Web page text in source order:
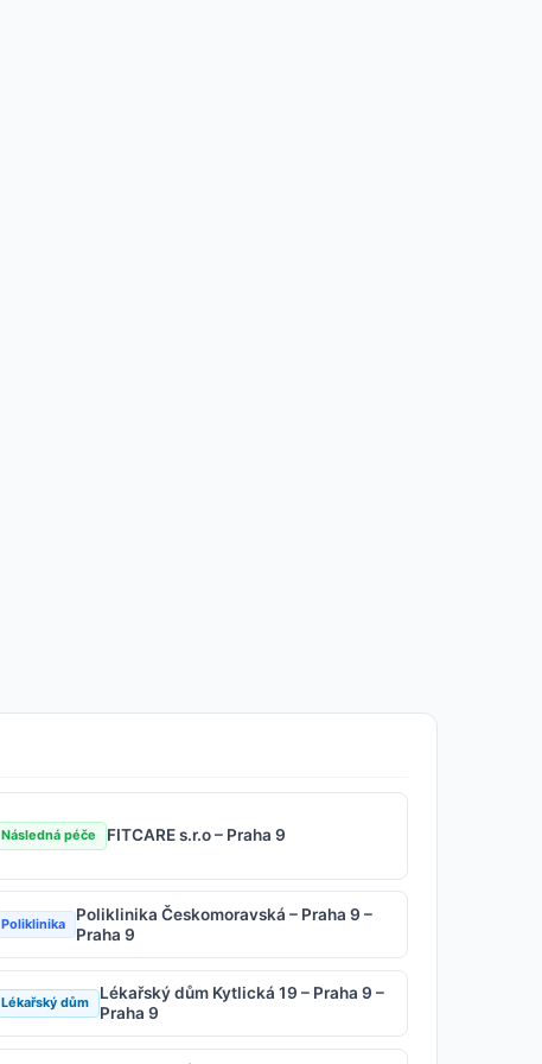
Následná péče FITCARE s.r.o – Praha 9
Poliklinika
Poliklinika Českomoravská – Praha 9 –
Praha 9
Lékařský dům
Lékařský dům Kytlická 19 – Praha 9 –
Praha 9